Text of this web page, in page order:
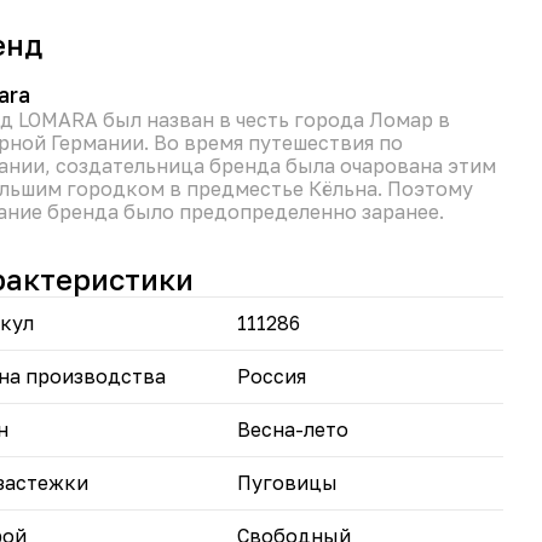
позволяющая каждой женщине подобрать
вариант, подчеркивающий достоинства
бежевый, голубой, хаки – спокойные и
оттенки, которые легко сочетаются с
аксессуарами и позволяют создавать
образы.
“Есения” идеально подойдет для создания
прогулок.
LOMARA был назван в честь города Ломар в
Германии. Во время путешествия по
создательница бренда была очарована этим
городком в предместье Кёльна. Поэтому
бренда было предопределенно заранее.
111286
производства Россия
Весна-лето
Пуговицы
Свободный